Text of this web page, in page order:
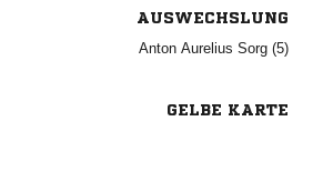
AUSWECHSLUNG
   
GELBE KARTE